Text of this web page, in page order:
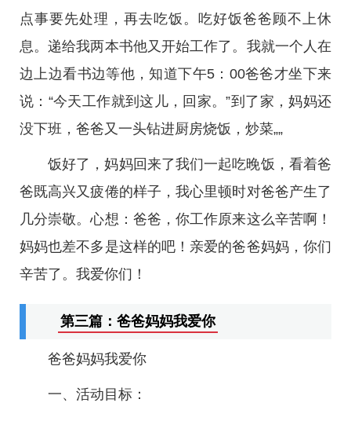
点事要先处理，再去吃饭。吃好饭爸爸顾不上休
息。递给我两本书他又开始工作了。我就一个人在
边上边看书边等他，知道下午5：00爸爸才坐下来
说：“今天工作就到这儿，回家。”到了家，妈妈还
没下班，爸爸又一头钻进厨房烧饭，炒菜„„­
饭好了，妈妈回来了我们一起吃晚饭，看着爸
爸既高兴又疲倦的样子，我心里顿时对爸爸产生了
几分崇敬。心想：爸爸，你工作原来这么辛苦啊！
妈妈也差不多是这样的吧！亲爱的爸爸妈妈，你们
辛苦了。我爱你们！­
第三篇：爸爸妈妈我爱你
爸爸妈妈我爱你
一、活动目标：